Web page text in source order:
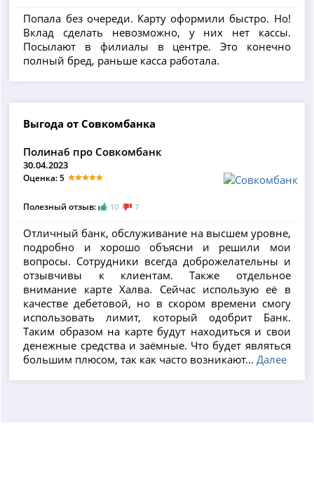
Попала без очереди. Карту оформили быстро. Но!
Вклад сделать невозможно, у них нет кассы.
Посылают в филиалы в центре. Это конечно
полный бред, раньше касса работала.
Выгода от Совкомбанка
Полина6 про Совкомбанк
30.04.2023
Оценка: 5
Полезный отзыв: 10 7
Отличный банк, обслуживание на высшем уровне,
подробно и хорошо объясни и решили мои
вопросы. Сотрудники всегда доброжелательны и
отзывчивы к клиентам. Также отдельное
внимание карте Халва. Сейчас использую её в
качестве дебетовой, но в скором времени смогу
использовать лимит, который одобрит Банк.
Таким образом на карте будут находиться и свои
денежные средства и заёмные. Что будет являться
большим плюсом, так как часто возникают...Далее